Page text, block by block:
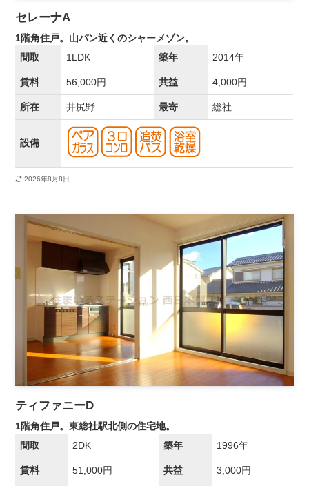
セレーナA
1階角住戸。山パン近くのシャーメゾン。
間取
1LDK 築年 2014年
賃料 56,000円 共益 4,000円
所在 井尻野 最寄 総社
設備
2026年8月8日
ティファニーD
1階角住戸。東総社駅北側の住宅地。
間取
2DK 築年 1996年
賃料 51,000円 共益 3,000円